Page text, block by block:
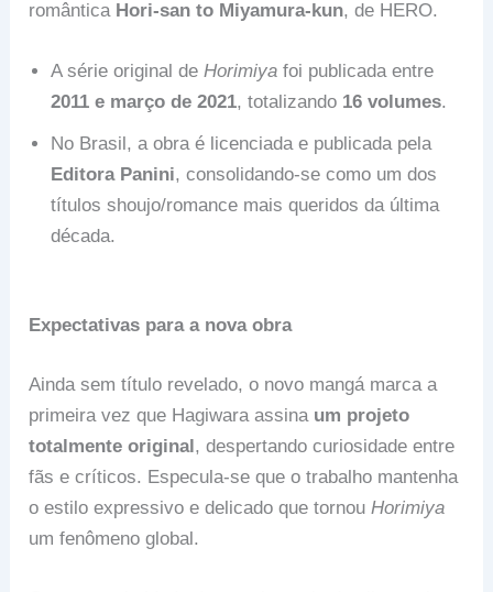
romântica Hori-san to Miyamura-kun, de HERO.
A série original deHorimiya foi publicada entre
2011 e março de 2021, totalizando 16 volumes.
No Brasil, a obra é licenciada e publicada pela
Editora Panini, consolidando-se como um dos
títulos shoujo/romance mais queridos da última
década.
Expectativas para a nova obra
Ainda sem título revelado, o novo mangá marca a
primeira vez que Hagiwara assina um projeto
totalmente original, despertando curiosidade entre
fãs e críticos. Especula-se que o trabalho mantenha
o estilo expressivo e delicado que tornouHorimiya
um fenômeno global.